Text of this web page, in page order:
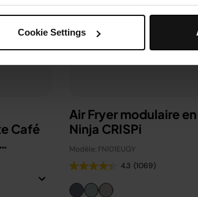
Cookie Settings
Café
Air Fryer modulaire
Ninja CRISPi
Modèle: FN101EUGY
4.3 (1069)